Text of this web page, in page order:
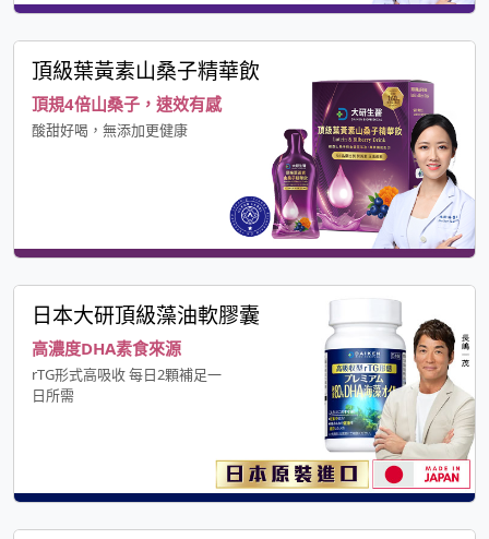
頂級葉黃素山桑子精華飲
頂規4倍山桑子，速效有感
酸甜好喝，無添加更健康
日本大研頂級藻油軟膠囊
高濃度DHA素食來源
rTG形式高吸收 每日2顆補足一
日所需